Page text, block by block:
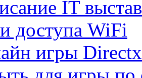
IT
доступа WiFi
игры